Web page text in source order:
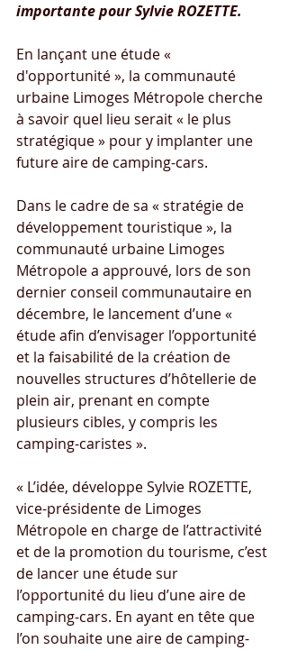
importante pour Sylvie ROZETTE.
En lançant une étude «
d'opportunité », la communauté
urbaine Limoges Métropole cherche
à savoir quel lieu serait « le plus
stratégique » pour y implanter une
future aire de camping-cars.
Dans le cadre de sa « stratégie de
développement touristique », la
communauté urbaine Limoges
Métropole a approuvé, lors de son
dernier conseil communautaire en
décembre, le lancement d’une «
étude afin d’envisager l’opportunité
et la faisabilité de la création de
nouvelles structures d’hôtellerie de
plein air, prenant en compte
plusieurs cibles, y compris les
camping-caristes ».
« L’idée, développe Sylvie ROZETTE,
vice-présidente de Limoges
Métropole en charge de l’attractivité
et de la promotion du tourisme, c’est
de lancer une étude sur
l’opportunité du lieu d’une aire de
camping-cars. En ayant en tête que
l’on souhaite une aire de camping-